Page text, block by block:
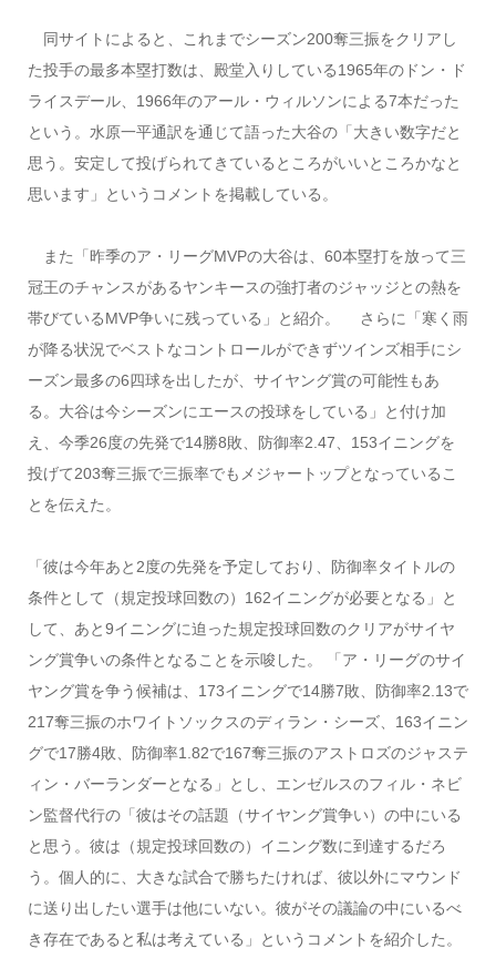
同サイトによると、これまでシーズン200奪三振をクリアし
た投手の最多本塁打数は、殿堂入りしている1965年のドン・ド
ライスデール、1966年のアール・ウィルソンによる7本だった
という。水原一平通訳を通じて語った大谷の「大きい数字だと
思う。安定して投げられてきているところがいいところかなと
思います」というコメントを掲載している。
また「昨季のア・リーグMVPの大谷は、60本塁打を放って三
冠王のチャンスがあるヤンキースの強打者のジャッジとの熱を
帯びているMVP争いに残っている」と紹介。 さらに「寒く雨
が降る状況でベストなコントロールができずツインズ相手にシ
ーズン最多の6四球を出したが、サイヤング賞の可能性もあ
る。大谷は今シーズンにエースの投球をしている」と付け加
え、今季26度の先発で14勝8敗、防御率2.47、153イニングを
投げて203奪三振で三振率でもメジャートップとなっているこ
とを伝えた。
「彼は今年あと2度の先発を予定しており、防御率タイトルの
条件として（規定投球回数の）162イニングが必要となる」と
して、あと9イニングに迫った規定投球回数のクリアがサイヤ
ング賞争いの条件となることを示唆した。 「ア・リーグのサイ
ヤング賞を争う候補は、173イニングで14勝7敗、防御率2.13で
217奪三振のホワイトソックスのディラン・シーズ、163イニン
グで17勝4敗、防御率1.82で167奪三振のアストロズのジャステ
ィン・バーランダーとなる」とし、エンゼルスのフィル・ネビ
ン監督代行の「彼はその話題（サイヤング賞争い）の中にいる
と思う。彼は（規定投球回数の）イニング数に到達するだろ
う。個人的に、大きな試合で勝ちたければ、彼以外にマウンド
に送り出したい選手は他にいない。彼がその議論の中にいるべ
き存在であると私は考えている」というコメントを紹介した。